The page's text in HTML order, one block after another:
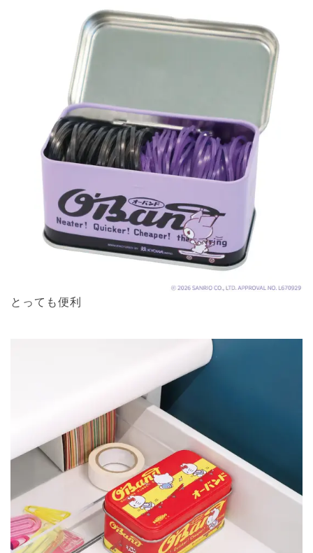
とっても便利